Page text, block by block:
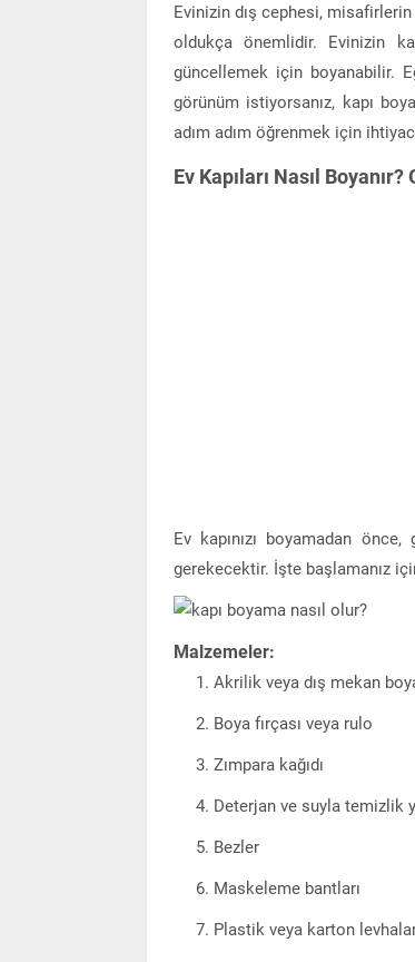
Evinizin dış cephesi,
oldukça önemlidir. Evinizin
güncellemek için boyanabilir.
görünüm istiyorsanız, kapı
adım adım öğrenmek için
Ev Kapıları Nasıl
Ev kapınızı boyamadan
gerekecektir. İşte başlamanız
Malzemeler:
Akrilik veya dış mekan
Boya fırçası veya rulo
Zımpara kağıdı
Deterjan ve suyla temizlik
Bezler
Maskeleme bantları
Plastik veya karton